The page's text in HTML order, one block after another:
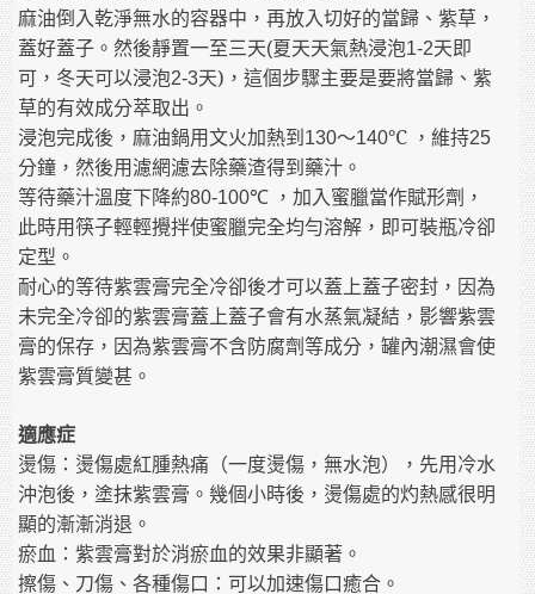
麻油倒入乾淨無水的容器中，再放入切好的當歸、紫草，
蓋好蓋子。然後靜置一至三天(夏天天氣熱浸泡1-2天即
可，冬天可以浸泡2-3天) ，這個步驟主要是要將當歸、紫
草的有效成分萃取出 。
浸泡完成後，麻油鍋用文火加熱到130～140℃ ，維持25
分鐘，然後用濾網濾去除藥渣得到藥汁。
等待藥汁溫度下降約80-100℃ ，加入蜜臘當作賦形劑，
此時用筷子輕輕攪拌使蜜臘完全均勻溶解，即可裝瓶冷卻
定型。
耐心的等待紫雲膏完全冷卻後才可以蓋上蓋子密封，因為
未完全冷卻的紫雲膏蓋上蓋子會有水蒸氣凝結，影響紫雲
膏的保存，因為紫雲膏不含防腐劑等成分，罐內潮濕會使
紫雲膏質變甚。
適應症
燙傷：燙傷處紅腫熱痛（一度燙傷，無水泡），先用冷水
沖泡後，塗抹紫雲膏。幾個小時後，燙傷處的灼熱感很明
顯的漸漸消退。
瘀血：紫雲膏對於消瘀血的效果非顯著。
擦傷、刀傷、各種傷口：可以加速傷口癒合。